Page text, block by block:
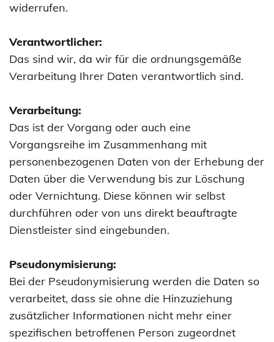
widerrufen.
Verantwortlicher:
Das sind wir, da wir für die ordnungsgemäße
Verarbeitung Ihrer Daten verantwortlich sind.
Verarbeitung:
Das ist der Vorgang oder auch eine
Vorgangsreihe im Zusammenhang mit
personenbezogenen Daten von der Erhebung der
Daten über die Verwendung bis zur Löschung
oder Vernichtung. Diese können wir selbst
durchführen oder von uns direkt beauftragte
Dienstleister sind eingebunden.
Pseudonymisierung:
Bei der Pseudonymisierung werden die Daten so
verarbeitet, dass sie ohne die Hinzuziehung
zusätzlicher Informationen nicht mehr einer
spezifischen betroffenen Person zugeordnet